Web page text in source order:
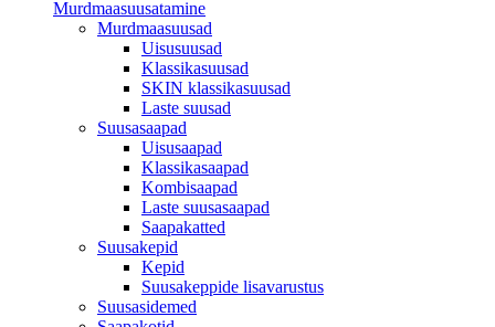
Murdmaasuusatamine
Murdmaasuusad
Uisusuusad
Klassikasuusad
SKIN klassikasuusad
Laste suusad
Suusasaapad
Uisusaapad
Klassikasaapad
Kombisaapad
Laste suusasaapad
Saapakatted
Suusakepid
Kepid
Suusakeppide lisavarustus
Suusasidemed